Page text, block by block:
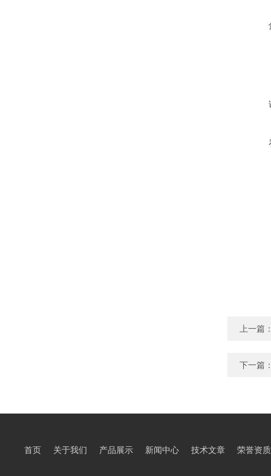
上一篇
下一篇
首页 关于我们 产品展示 新闻中心 技术文章 荣誉资质